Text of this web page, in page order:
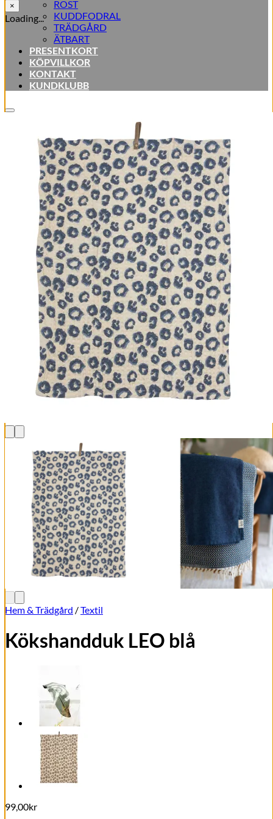
×
Loading...
ROST
KUDDFODRAL
TRÄDGÅRD
ÄTBART
PRESENTKORT
KÖPVILLKOR
KONTAKT
KUNDKLUBB
Hem & Trädgård /Textil
Kökshandduk LEO blå
99,00kr